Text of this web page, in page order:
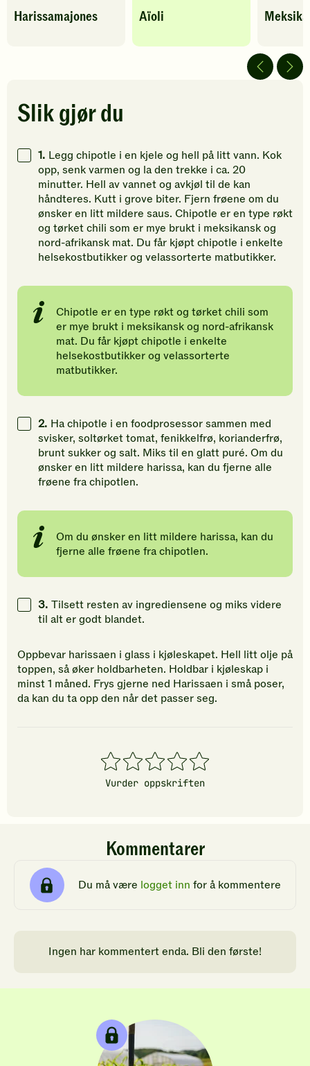
oppskriften
stjerner.
Klikk
å
gi
vurdering.
Harissamajones
oppskriften
fått
å
gi
din
vurdering.
Aïoli
5
av
å
gi
Slik gjør du
1. Legg chipotle i en kjele og hell på litt vann. Kok
opp, senk varmen og la den trekke i ca. 20
minutter. Hell av vannet og avkjøl til de kan
håndteres. Kutt i grove biter. Fjern frøene om du
ønsker en litt mildere saus. Chipotle er en type røkt
og tørket chili som er mye brukt i meksikansk og
nord-afrikansk mat. Du får kjøpt chipotle i enkelte
helsekostbutikker og velassorterte matbutikker.
Chipotle er en type røkt og tørket chili som
er mye brukt i meksikansk og nord-afrikansk
mat. Du får kjøpt chipotle i enkelte
helsekostbutikker og velassorterte
matbutikker.
2. Ha chipotle i en foodprosessor sammen med
svisker, soltørket tomat, fenikkelfrø, korianderfrø,
brunt sukker og salt. Miks til en glatt puré. Om du
ønsker en litt mildere harissa, kan du fjerne alle
frøene fra chipotlen.
Om du ønsker en litt mildere harissa, kan du
fjerne alle frøene fra chipotlen.
3. Tilsett resten av ingrediensene og miks videre
til alt er godt blandet.
Oppbevar harissaen i glass i kjøleskapet. Hell litt olje på
toppen, så øker holdbarheten. Holdbar i kjøleskap i
minst 1 måned. Frys gjerne ned Harissaen i små poser,
da kan du ta opp den når det passer seg.
1
stjerner
2
stjerner
3
stjerner
4
stjerner
5
stjerner
Vurder oppskriften
Kommentarer
Du må være logget inn for å kommentere
Ingen har kommentert enda. Bli den første!